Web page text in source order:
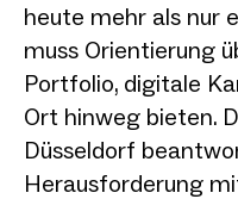
heute mehr als nur
muss Orientierung
Portfolio, digitale
Ort hinweg bieten.
Düsseldorf
Herausforderung